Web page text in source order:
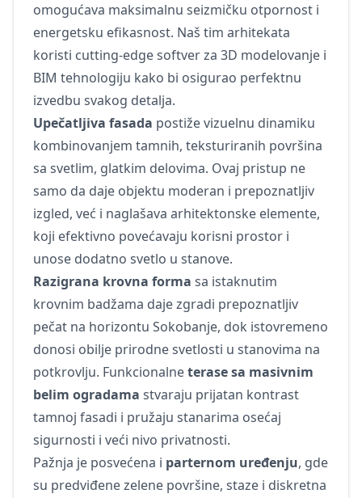
omogućava maksimalnu seizmičku otpornost i
energetsku efikasnost. Naš tim arhitekata
koristi cutting-edge softver za 3D modelovanje i
BIM tehnologiju kako bi osigurao perfektnu
izvedbu svakog detalja.
Upečatljiva fasada postiže vizuelnu dinamiku
kombinovanjem tamnih, teksturiranih površina
sa svetlim, glatkim delovima. Ovaj pristup ne
samo da daje objektu moderan i prepoznatljiv
izgled, već i naglašava arhitektonske elemente,
koji efektivno povećavaju korisni prostor i
unose dodatno svetlo u stanove.
Razigrana krovna forma sa istaknutim
krovnim badžama daje zgradi prepoznatljiv
pečat na horizontu Sokobanje, dok istovremeno
donosi obilje prirodne svetlosti u stanovima na
potkrovlju. Funkcionalneterase sa masivnim
belim ogradama stvaraju prijatan kontrast
tamnoj fasadi i pružaju stanarima osećaj
sigurnosti i veći nivo privatnosti.
Pažnja je posvećena i parternom uređenju, gde
su predviđene zelene površine, staze i diskretna